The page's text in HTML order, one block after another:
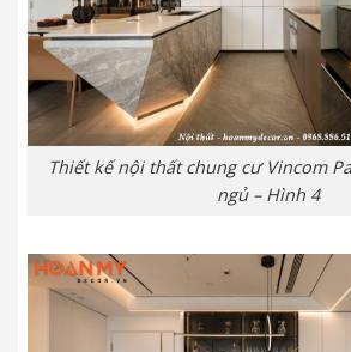
Thiết kế nội thất chung cư Vincom
ngủ – Hình 4